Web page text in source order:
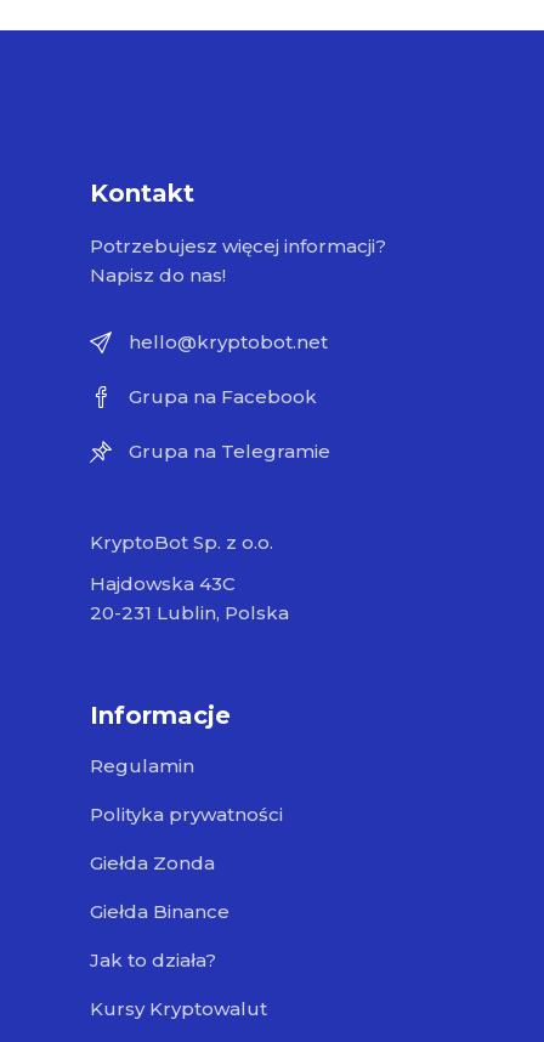
Kontakt
Potrzebujesz więcej informacji?
Napisz do nas!
hello@kryptobot.net
Grupa na Facebook
Grupa na Telegramie
KryptoBot Sp. z o.o.
Hajdowska 43C
20-231 Lublin, Polska
Informacje
Regulamin
Polityka prywatności
Giełda Zonda
Giełda Binance
Jak to działa?
Kursy Kryptowalut